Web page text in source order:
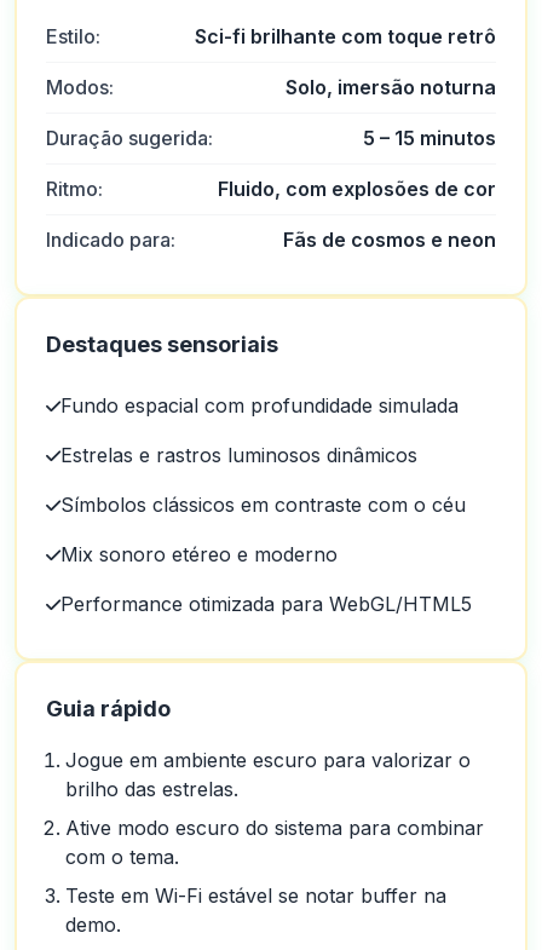
Estilo: Sci-fi brilhante com toque retrô
Modos: Solo, imersão noturna
Duração sugerida: 5 – 15 minutos
Ritmo: Fluido, com explosões de cor
Indicado para: Fãs de cosmos e neon
Destaques sensoriais
Fundo espacial com profundidade simulada
Estrelas e rastros luminosos dinâmicos
Símbolos clássicos em contraste com o céu
Mix sonoro etéreo e moderno
Performance otimizada para WebGL/HTML5
Guia rápido
Jogue em ambiente escuro para valorizar o
brilho das estrelas.
Ative modo escuro do sistema para combinar
com o tema.
Teste em Wi-Fi estável se notar buffer na
demo.